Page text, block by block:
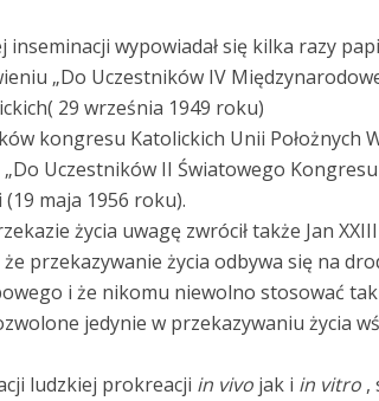
wypowiadał się kilka razy
„Do Uczestników IV
29 września 1949 roku)
kongresu Katolickich Unii Położnych
Uczestników II Światowego
(19 maja 1956 roku).
życia uwagę zwrócił także Jan
przekazywanie życia odbywa się na
i że nikomu niewolno stosować
jedynie w przekazywaniu życia
ludzkiej prokreacji in vivo jak i in vitro ,